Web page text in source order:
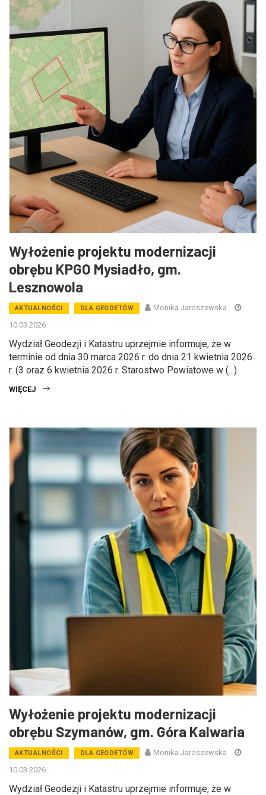
Wyłożenie projektu modernizacji
obrębu KPGO Mysiadło, gm.
Lesznowola
AKTUALNOŚCI DLA GEODETÓW
Monika Jaroszewska
10.03.2026
Wydział Geodezji i Katastru uprzejmie informuje, że w
terminie od dnia 30 marca 2026 r. do dnia 21 kwietnia 2026
r. (3 oraz 6 kwietnia 2026 r. Starostwo Powiatowe w (...)
WIĘCEJ
Wyłożenie projektu modernizacji
obrębu Szymanów, gm. Góra Kalwaria
AKTUALNOŚCI DLA GEODETÓW
Monika Jaroszewska
10.03.2026
Wydział Geodezji i Katastru uprzejmie informuje, że w